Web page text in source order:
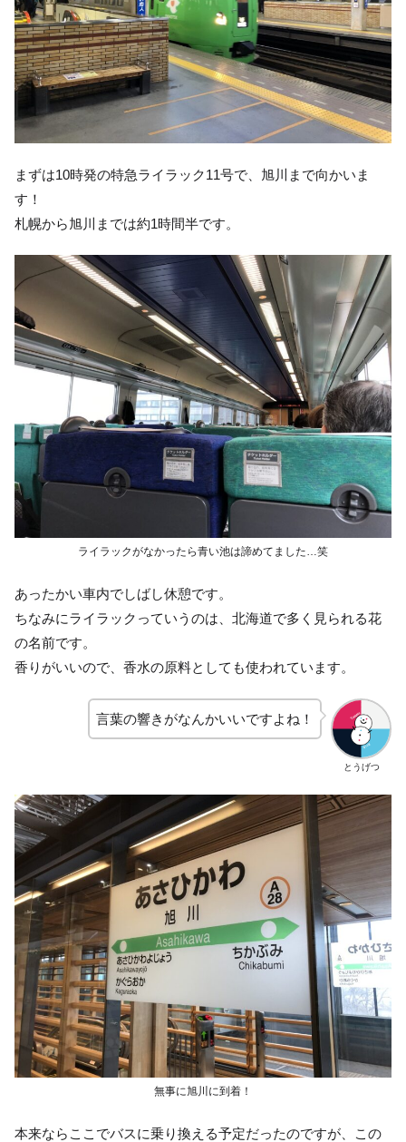
まずは10時発の特急ライラック11号で、旭川まで向かいま
す！
札幌から旭川までは約1時間半です。
ライラックがなかったら青い池は諦めてました…笑
あったかい車内でしばし休憩です。
ちなみにライラックっていうのは、北海道で多く見られる花
の名前です。
香りがいいので、香水の原料としても使われています。
とうげつ
言葉の響きがなんかいいですよね！
無事に旭川に到着！
本来ならここでバスに乗り換える予定だったのですが、この